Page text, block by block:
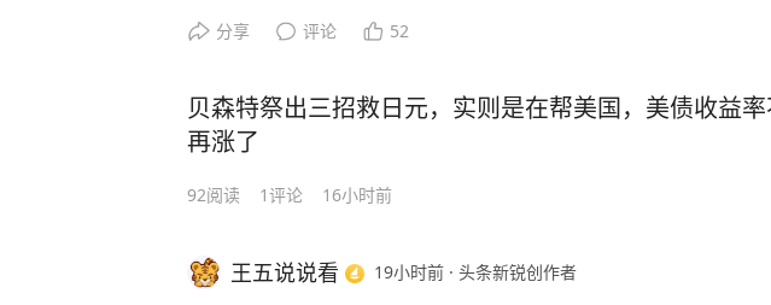
比如，一款香港保险的长期投资年化收益率是3%，比境内中
境内储蓄型保险高，但缴纳个税后的实际到手收益率降至
境内买保险划算。
此外，香港保险很多采用英式分红，即红利不是以现金方式
每年都会产生的。这就导致投保人得先用其它资金缴税，保
出。
州见客户，高铁上打开电脑准备改方案，前排座椅底下的插座
结果到客户公司第一件事就是到处找插座，特别尴尬。
后来朋友转发消息给我，说是酷态科6号电能卡片Air上市了，
获呢。
分享 评论 52
贝森特祭出三招救日元，实则是在帮美国，美债收益
再涨了
92阅读 1评论 16小时前
王五说说看 19小时前 · 头条新锐创作者